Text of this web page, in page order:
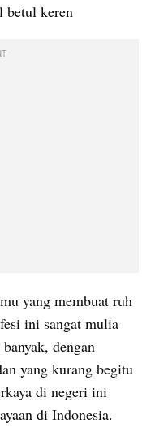
betul keren
yang membuat ruh
ini sangat mulia
dengan
yang kurang begitu
di negeri ini
di Indonesia.